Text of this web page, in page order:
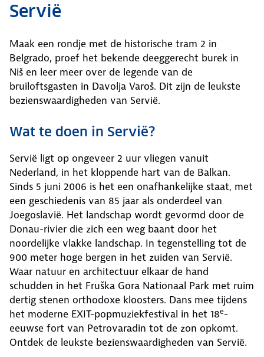
Servië
Maak een rondje met de historische tram 2 in
Belgrado, proef het bekende deeggerecht burek in
Niš en leer meer over de legende van de
bruiloftsgasten in Davolja Varoš. Dit zijn de leukste
bezienswaardigheden van Servië.
Wat te doen in Servië?
Servië ligt op ongeveer 2 uur vliegen vanuit
Nederland, in het kloppende hart van de Balkan.
Sinds 5 juni 2006 is het een onafhankelijke staat, met
een geschiedenis van 85 jaar als onderdeel van
Joegoslavië. Het landschap wordt gevormd door de
Donau-rivier die zich een weg baant door het
noordelijke vlakke landschap. In tegenstelling tot de
900 meter hoge bergen in het zuiden van Servië.
Waar natuur en architectuur elkaar de hand
schudden in het Fruška Gora Nationaal Park met ruim
dertig stenen orthodoxe kloosters. Dans mee tijdens
het moderne EXIT-popmuziekfestival in het 18e-
eeuwse fort van Petrovaradin tot de zon opkomt.
Ontdek de leukste bezienswaardigheden van Servië.